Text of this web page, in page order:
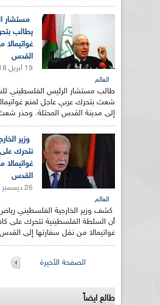
مستشار
يطالب
القدس
19 أبريل 2018
العالم
طالب مستشار الرئيس الفلسطيني
شعث بتحرك عربي عاجل لمنع
إلى مدينة القدس المحتلة. وحذر
وزير
نتحرك
القدس
26 ديسمبر 2017
العالم
كشف وزير الخارجية الفلسطيني
أن السلطة الفلسطينية تتحرك على
غواتيمالا من نقل سفارتها إلى
الصفحاتالصفحة الأخيرة
طالع ايضاً